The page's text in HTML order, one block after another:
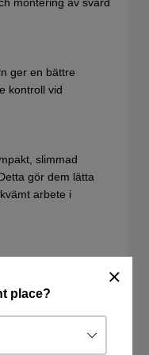
place?
montering av svärd
ger en bättre
kontroll vid
slimmad
gör dem lätta
arbete i